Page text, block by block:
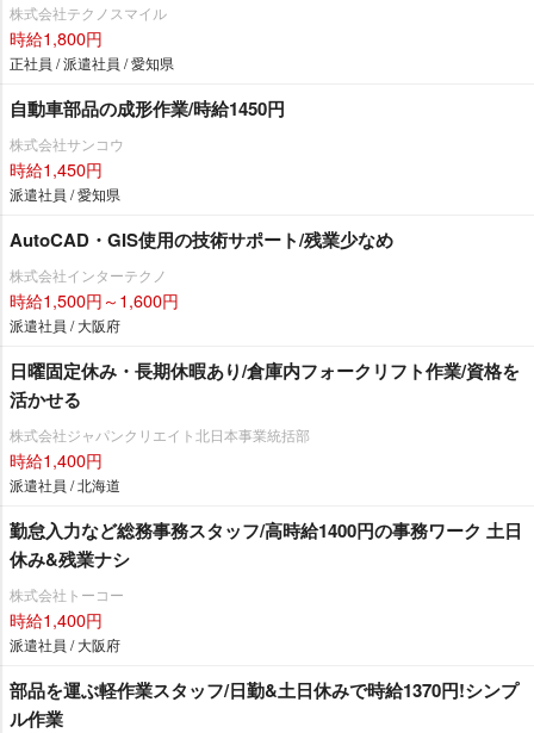
株式会社テクノスマイル
時給1,800円
正社員 / 派遣社員 / 愛知県
自動車部品の成形作業/時給1450円
株式会社サンコウ
時給1,450円
派遣社員 / 愛知県
AutoCAD・GIS使用の技術サポート/残業少なめ
株式会社インターテクノ
時給1,500円～1,600円
派遣社員 / 大阪府
日曜固定休み・長期休暇あり/倉庫内フォークリフト作業/資格を
活かせる
株式会社ジャパンクリエイト北日本事業統括部
時給1,400円
派遣社員 / 北海道
勤怠入力など総務事務スタッフ/高時給1400円の事務ワーク 土日
休み&残業ナシ
株式会社トーコー
時給1,400円
派遣社員 / 大阪府
部品を運ぶ軽作業スタッフ/日勤&土日休みで時給1370円!シンプ
ル作業